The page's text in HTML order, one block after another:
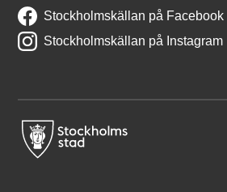
Stockholmskällan på Facebook
Stockholmskällan på Instagram